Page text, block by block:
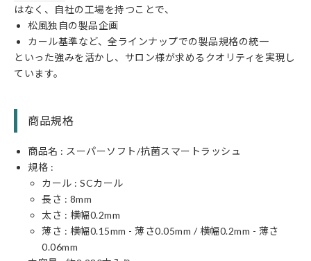
はなく、自社の工場を持つことで、
松風独自の製品企画
カール基準など、全ラインナップでの製品規格の統一
といった強みを活かし、サロン様が求めるクオリティを実現し
ています。
商品規格
商品名 : スーパーソフト/抗菌スマートラッシュ
規格 :
カール : SCカール
長さ : 8mm
太さ : 横幅0.2mm
薄さ : 横幅0.15mm - 薄さ0.05mm / 横幅0.2mm - 薄さ
0.06mm